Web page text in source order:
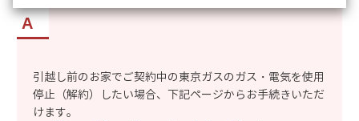
引越し前のお家でご契約中の東京ガスのガス・電気を使用
停止（解約）したい場合、下記ページからお手続きいただ
けます。
site, please refer to the link below.Cookies DetailsPrivacy Polic
y